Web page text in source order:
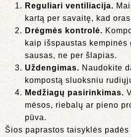
Reguliari ventiliacija.
kartą per savaitę, kad
Drėgmės kontrolė.
kaip išspaustas kempinės
sausas, ne per šlapias.
Uždengimas. Naudokite
kompostą sluoksniu
Medžiagų pasirinkimas.
mėsos, riebalų ar pieno
pūva.
Šios paprastos taisyklės